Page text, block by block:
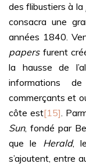
des flibustiers à la
consacra une
années 1840.
papersfurent
la hausse de
informations
commerçants et
côte est[15].
Sun, fondé par
que le Herald,
s’ajoutent, entre